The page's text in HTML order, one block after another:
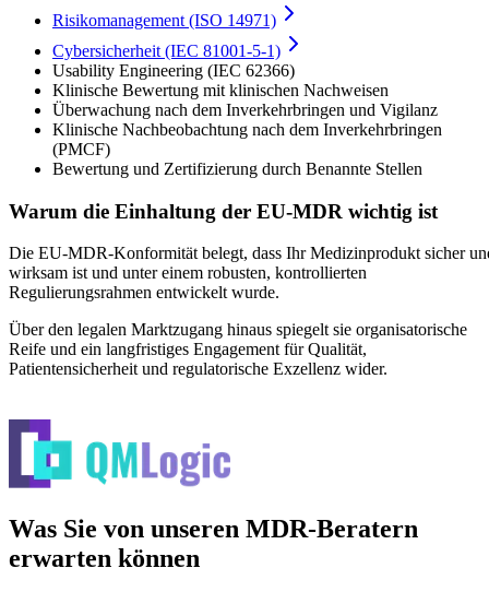
Risikomanagement (ISO 14971)
Cybersicherheit (IEC 81001-5-1)
Usability Engineering (IEC 62366)
Klinische Bewertung mit klinischen Nachweisen
Überwachung nach dem Inverkehrbringen und Vigilanz
Klinische Nachbeobachtung nach dem Inverkehrbringen
(PMCF)
Bewertung und Zertifizierung durch Benannte Stellen
Warum die Einhaltung der EU-MDR wichtig ist
Die EU-MDR-Konformität belegt, dass Ihr Medizinprodukt sicher
wirksam ist und unter einem robusten, kontrollierten
Regulierungsrahmen entwickelt wurde.
Über den legalen Marktzugang hinaus spiegelt sie organisatorische
Reife und ein langfristiges Engagement für Qualität,
Patientensicherheit und regulatorische Exzellenz wider.
Was Sie von unseren MDR-Beratern
erwarten können